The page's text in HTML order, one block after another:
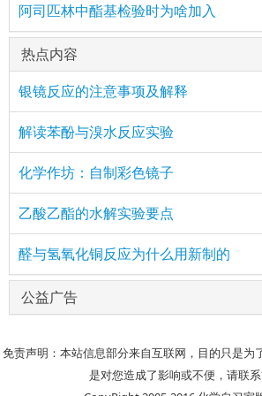
阿司匹林中酯基检验时为啥加入
热点内容
银镜反应的注意事项及解释
解读苯酚与溴水反应实验
化学作坊：自制彩色镜子
乙酸乙酯的水解实验要点
醛与氢氧化铜反应为什么用新制的
公益广告
免责声明：本站信息部分来自互联网，目的只是为
是对您造成了影响或不便，请联系